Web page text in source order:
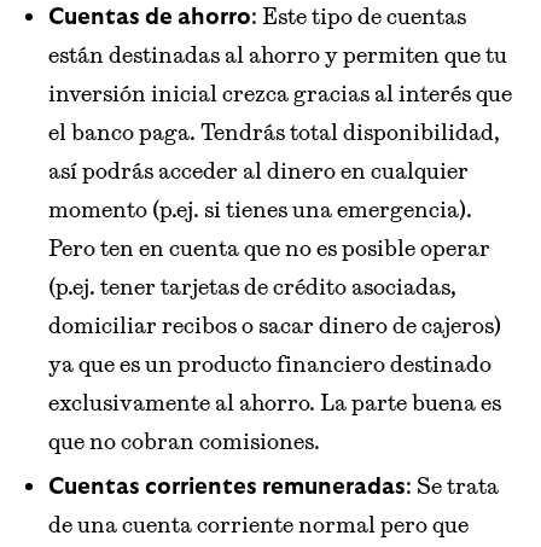
Cuentas de ahorro: Este tipo de cuentas
están destinadas al ahorro y permiten que tu
inversión inicial crezca gracias al interés que
el banco paga. Tendrás total disponibilidad,
así podrás acceder al dinero en cualquier
momento (p.ej. si tienes una emergencia).
Pero ten en cuenta que no es posible operar
(p.ej. tener tarjetas de crédito asociadas,
domiciliar recibos o sacar dinero de cajeros)
ya que es un producto financiero destinado
exclusivamente al ahorro. La parte buena es
que no cobran comisiones.
Cuentas corrientes remuneradas: Se trata
de una cuenta corriente normal pero que